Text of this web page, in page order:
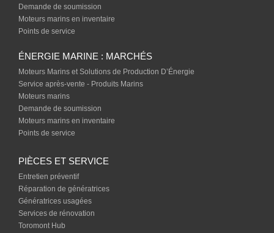
Demande de soumission
Moteurs marins en inventaire
Points de service
ÉNERGIE MARINE : MARCHÉS
Moteurs Marins et Solutions de Production D’Énergie
Service après-vente - Produits Marins
Moteurs marins
Demande de soumission
Moteurs marins en inventaire
Points de service
PIÈCES ET SERVICE
Entretien préventif
Réparation de génératrices
Génératrices usagées
Services de rénovation
Toromont Hub